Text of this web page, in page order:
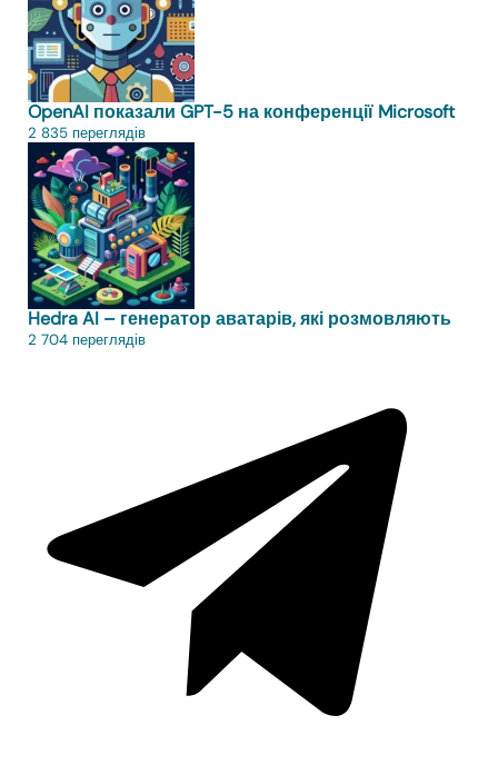
OpenAI показали GPT-5 на конференції Microsoft
2 835 переглядів
Hedra AI – генератор аватарів, які розмовляють
2 704 переглядів